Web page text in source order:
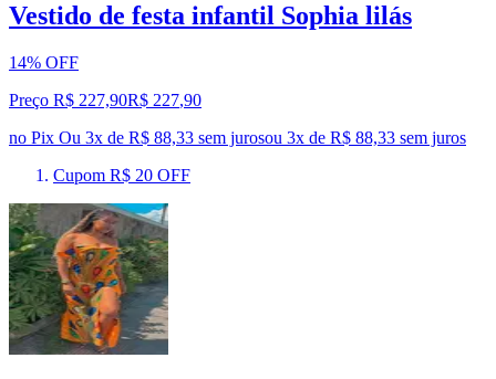
Vestido de festa infantil Sophia lilás
14% OFF
Preço R$ 227,90R$ 227,90
no Pix Ou 3x de R$ 88,33 sem jurosou 3x de R$ 88,33 sem juros
Cupom R$ 20 OFF